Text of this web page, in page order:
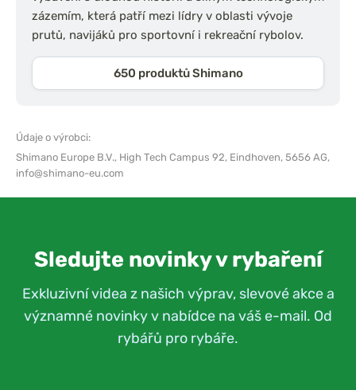
zázemím, která patří mezi lídry v oblasti vývoje
prutů, navijáků pro sportovní i rekreační rybolov.
650 produktů Shimano
Údaje o výrobci:
Shimano Europe B.V., High Tech Campus 92, Eindhoven, 5656 AG,
info@shimano-eu.com
Sledujte novinky v rybaření
Exkluzivní videa z našich výprav, slevové akce a
významné novinky v nabídce na váš e-mail. Od
rybářů pro rybáře.